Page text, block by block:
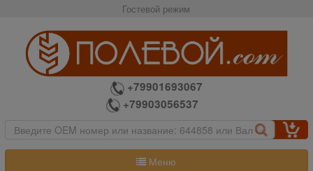
Гостевой режим
+79901693067
+79903056537
Меню